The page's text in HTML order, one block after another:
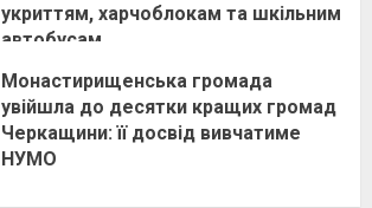
укриттям, харчоблокам та шкільним
автобусам
Монастирищенська громада
увійшла до десятки кращих громад
Черкащини: її досвід вивчатиме
НУМО